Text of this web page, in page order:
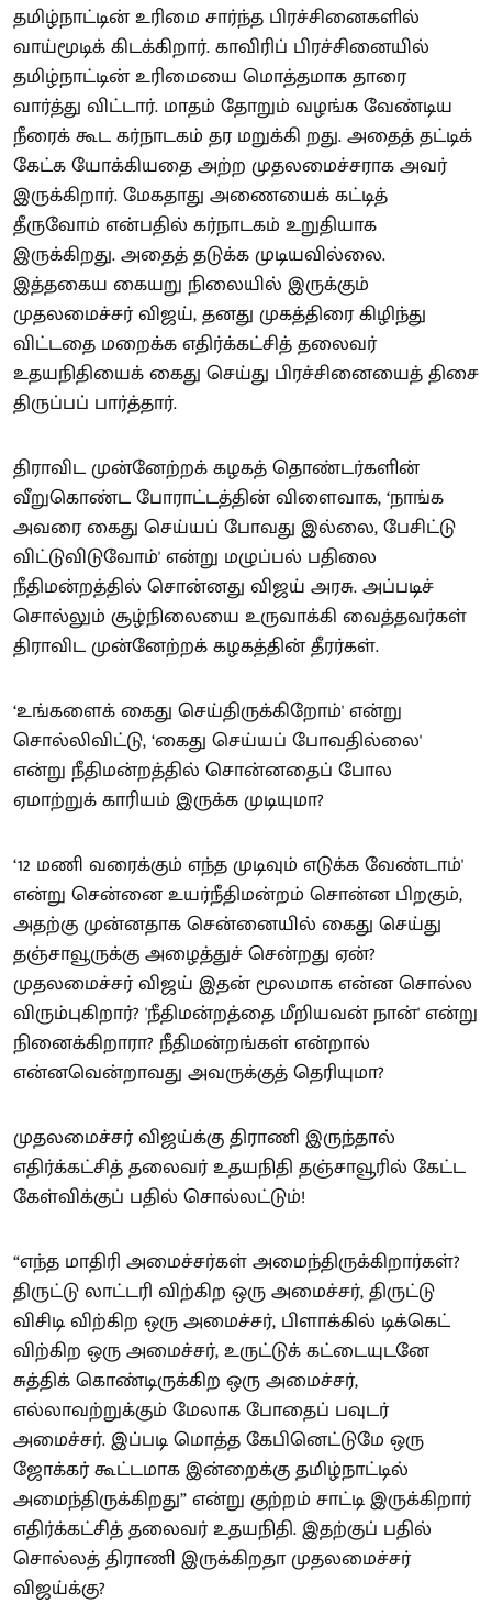
தமிழ்நாட்டின் உரிமை சார்ந்த பிரச்சினைகளில்
வாய்மூடிக் கிடக்கிறார். காவிரிப் பிரச்சினையில்
தமிழ்நாட்டின் உரிமையை மொத்தமாக தாரை
வார்த்து விட்டார். மாதம் தோறும் வழங்க வேண்டிய
நீரைக் கூட கர்நாடகம் தர மறுக்கி றது. அதைத் தட்டிக்
கேட்க யோக்கியதை அற்ற முதலமைச்சராக அவர்
இருக்கிறார். மேகதாது அணையைக் கட்டித்
தீருவோம் என்பதில் கர்நாடகம் உறுதியாக
இருக்கிறது. அதைத் தடுக்க முடியவில்லை.
இத்தகைய கையறு நிலையில் இருக்கும்
முதலமைச்சர் விஜய், தனது முகத்திரை கிழிந்து
விட்டதை மறைக்க எதிர்க்கட்சித் தலைவர்
உதயநிதியைக் கைது செய்து பிரச்சினையைத் திசை
திருப்பப் பார்த்தார்.
திராவிட முன்னேற்றக் கழகத் தொண்டர்களின்
வீறுகொண்ட போராட்டத்தின் விளைவாக, ‘நாங்க
அவரை கைது செய்யப் போவது இல்லை, பேசிட்டு
விட்டுவிடுவோம்' என்று மழுப்பல் பதிலை
நீதிமன்றத்தில் சொன்னது விஜய் அரசு. அப்படிச்
சொல்லும் சூழ்நிலையை உருவாக்கி வைத்தவர்கள்
திராவிட முன்னேற்றக் கழகத்தின் தீரர்கள்.
‘உங்களைக் கைது செய்திருக்கிறோம்' என்று
சொல்லிவிட்டு, ‘கைது செய்யப் போவதில்லை'
என்று நீதிமன்றத்தில் சொன்னதைப் போல
ஏமாற்றுக் காரியம் இருக்க முடியுமா?
‘12 மணி வரைக்கும் எந்த முடிவும் எடுக்க வேண்டாம்'
என்று சென்னை உயர்நீதிமன்றம் சொன்ன பிறகும்,
அதற்கு முன்னதாக சென்னையில் கைது செய்து
தஞ்சாவூருக்கு அழைத்துச் சென்றது ஏன்?
முதலமைச்சர் விஜய் இதன் மூலமாக என்ன சொல்ல
விரும்புகிறார்? 'நீதிமன்றத்தை மீறியவன் நான்' என்று
நினைக்கிறாரா? நீதிமன்றங்கள் என்றால்
என்னவென்றாவது அவருக்குத் தெரியுமா?
முதலமைச்சர் விஜய்க்கு திராணி இருந்தால்
எதிர்க்கட்சித் தலைவர் உதயநிதி தஞ்சாவூரில் கேட்ட
கேள்விக்குப் பதில் சொல்லட்டும்!
“எந்த மாதிரி அமைச்சர்கள் அமைந்திருக்கிறார்கள்?
திருட்டு லாட்டரி விற்கிற ஒரு அமைச்சர், திருட்டு
விசிடி விற்கிற ஒரு அமைச்சர், பிளாக்கில் டிக்கெட்
விற்கிற ஒரு அமைச்சர், உருட்டுக் கட்டையுடனே
சுத்திக் கொண்டிருக்கிற ஒரு அமைச்சர்,
எல்லாவற்றுக்கும் மேலாக போதைப் பவுடர்
அமைச்சர். இப்படி மொத்த கேபினெட்டுமே ஒரு
ஜோக்கர் கூட்டமாக இன்றைக்கு தமிழ்நாட்டில்
அமைந்திருக்கிறது” என்று குற்றம் சாட்டி இருக்கிறார்
எதிர்க்கட்சித் தலைவர் உதயநிதி. இதற்குப் பதில்
சொல்லத் திராணி இருக்கிறதா முதலமைச்சர்
விஜய்க்கு?